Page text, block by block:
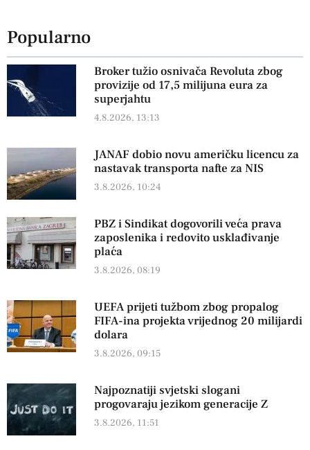
Popularno
Broker tužio osnivača Revoluta zbog
provizije od 17,5 milijuna eura za
superjahtu
4.8.2026, 13:13
JANAF dobio novu američku licencu za
nastavak transporta nafte za NIS
3.8.2026, 10:24
PBZ i Sindikat dogovorili veća prava
zaposlenika i redovito usklađivanje
plaća
3.8.2026, 08:19
UEFA prijeti tužbom zbog propalog
FIFA-ina projekta vrijednog 20 milijardi
dolara
3.8.2026, 09:15
Najpoznatiji svjetski slogani
progovaraju jezikom generacije Z
3.8.2026, 11:51